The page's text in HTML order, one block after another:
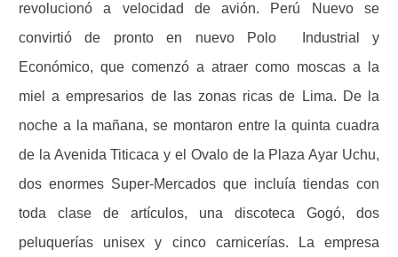
revolucionó a velocidad de avión. Perú Nuevo se
convirtió de pronto en nuevo Polo
Industrial y
Económico, que comenzó a atraer como moscas a la
miel a empresarios de las zonas ricas de Lima. De la
noche a la mañana, se montaron entre la quinta cuadra
de la Avenida Titicaca y el Ovalo de la Plaza Ayar Uchu,
dos enormes Super-Mercados que incluía tiendas con
toda clase de artículos, una discoteca Gogó, dos
peluquerías unisex y cinco carnicerías. La empresa